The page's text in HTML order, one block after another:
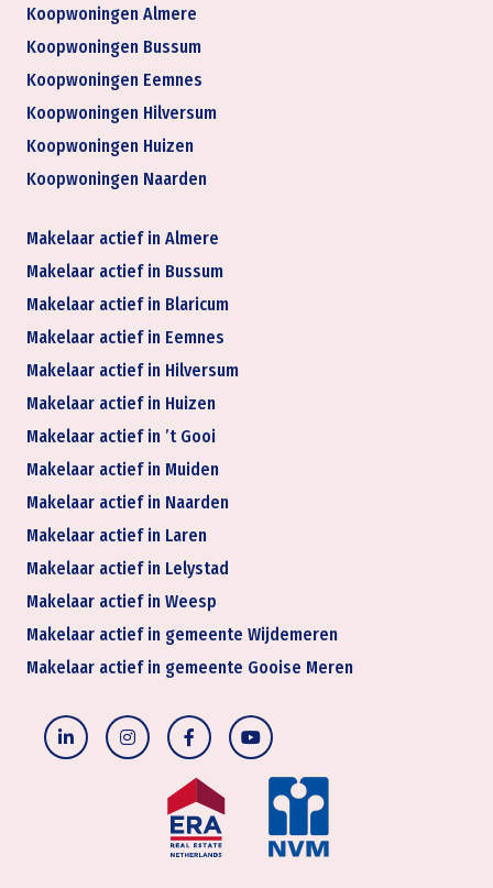
Koopwoningen Almere
Koopwoningen Bussum
Koopwoningen Eemnes
Koopwoningen Hilversum
Koopwoningen Huizen
Koopwoningen Naarden
Makelaar actief in Almere
Makelaar actief in Bussum
Makelaar actief in Blaricum
Makelaar actief in Eemnes
Makelaar actief in Hilversum
Makelaar actief in Huizen
Makelaar actief in ’t Gooi
Makelaar actief in Muiden
Makelaar actief in Naarden
Makelaar actief in Laren
Makelaar actief in Lelystad
Makelaar actief in Weesp
Makelaar actief in gemeente Wijdemeren
Makelaar actief in gemeente Gooise Meren